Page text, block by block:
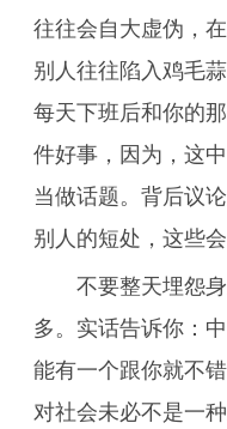
往往会自大虚伪，
别人往往陷入鸡毛
每天下班后和你的
件好事，因为，这
当做话题。背后议
别人的短处，这些
不要整天埋怨
多。实话告诉你：
能有一个跟你就不
对社会未必不是